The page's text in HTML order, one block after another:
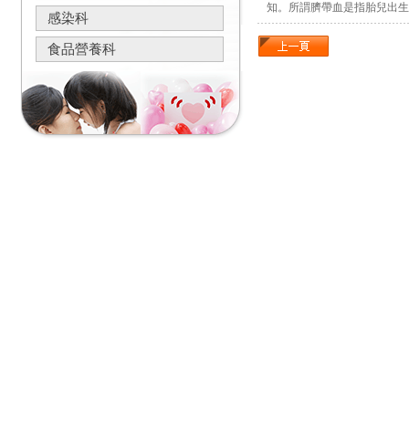
感染科
食品營養科
知。所謂臍帶血是指胎兒出